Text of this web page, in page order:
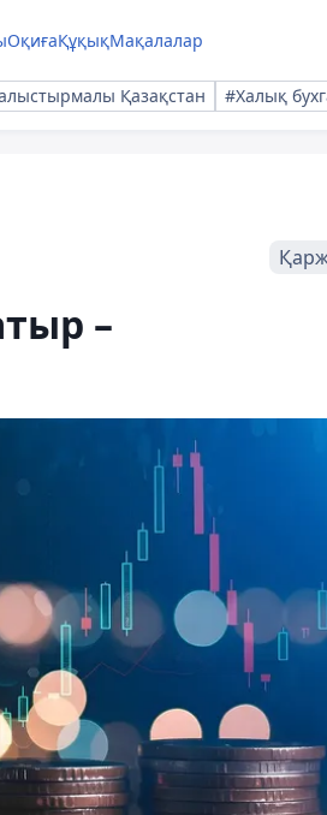
ОқиғаҚұқықМақалалар
Қазақстан #Халық
–